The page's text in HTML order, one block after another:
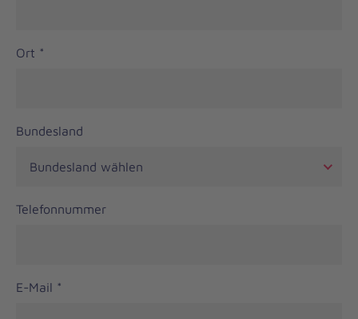
Ort *
Bundesland
Telefonnummer
E-Mail *